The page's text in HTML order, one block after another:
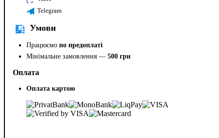
Telegram
Умови
Працюємо по предоплаті
Мінімальне замовлення — 500 грн
Оплата
Оплата картою